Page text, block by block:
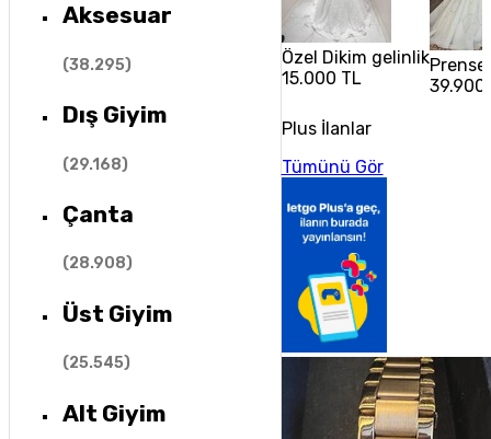
Aksesuar
(38.295)
Dış Giyim
(29.168)
Çanta
(28.908)
Üst Giyim
(25.545)
Alt Giyim
Özel Dikim gelinlik
15.000 TL
39.900
Plus İlanlar
Tümünü Gör